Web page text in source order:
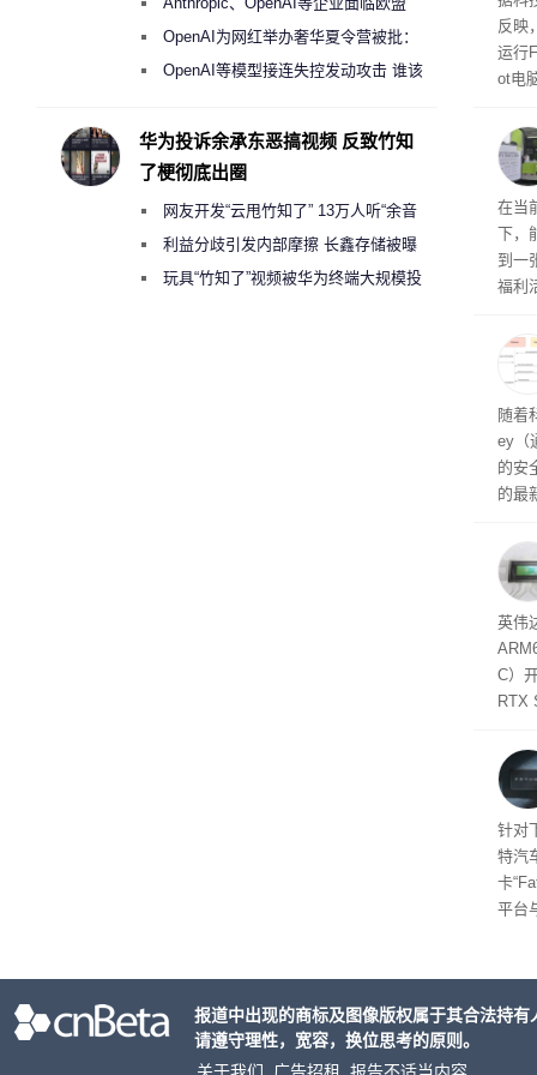
反映
运行
ot电
在当
下，
到一
福利
州
家
这一
（
户
随着
ey（
的安
的最
内
以利
并
在线
件是
软件
态
英伟
C）
RTX
将
的技
起
针对
特汽
卡
平台
《人工智能法案》全新执法权限审查
OpenAI为网红举办奢华夏令营被批：
2000美元一晚 遭讽“反乌托邦”
OpenAI等模型接连失控发动攻击 谁该
华为投诉余承东恶搞视频 反致竹知
了梗彻底出圈
网友开发“云甩竹知了” 13万人听“余音
绕梁”利益分歧引发内部摩擦 长鑫存储被曝
曾将华为驻场工程师驱逐出研发基地
玩具“竹知了”视频被华为终端大规模投
报道中出现的商标及图像版权属于其合法持
请遵守理性，宽容，换位思考的原则。